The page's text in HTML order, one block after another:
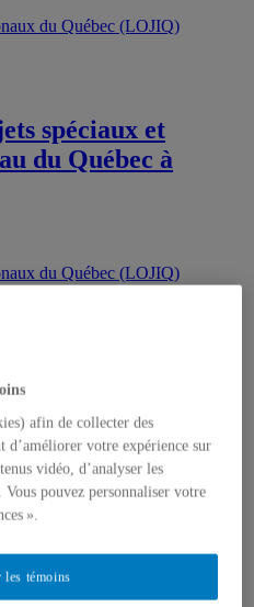
spéciaux et
du Québec à
projets spéciaux
du Québec à
afin de collecter des
d’améliorer votre expérience sur
vidéo, d’analyser les
pouvez personnaliser votre
».
témoins